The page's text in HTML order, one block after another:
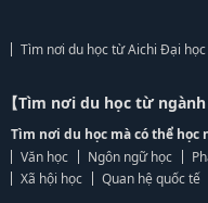
Tìm nơi du học từ Aichi Đại học
【Tìm nơi du học từ ngành
Tìm nơi du học mà có thể học
Văn học
Ngôn ngữ học
Xã hội học
Quan hệ quốc tế